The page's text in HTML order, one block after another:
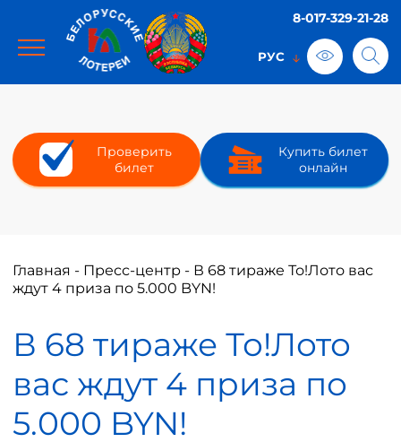
8-017-329-21-28
Проверить
билет
Купить билет
онлайн
Главная - Пресс-центр - В 68 тираже То!Лото вас
ждут 4 приза по 5.000 BYN!
В 68 тираже То!Лото
вас ждут 4 приза по
5.000 BYN!